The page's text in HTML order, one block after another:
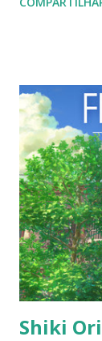
uma garota
adequado.
ela pelo
Episódio 6
efeitos
assistir ao
suas
muito bem
magnífico que
deverá re...
Shiki